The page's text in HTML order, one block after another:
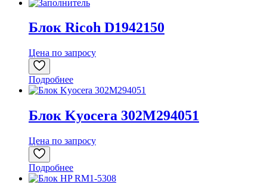
Блок Ricoh D1942150
Цена по запросу
Подробнее
Блок Kyocera 302M294051
Цена по запросу
Подробнее